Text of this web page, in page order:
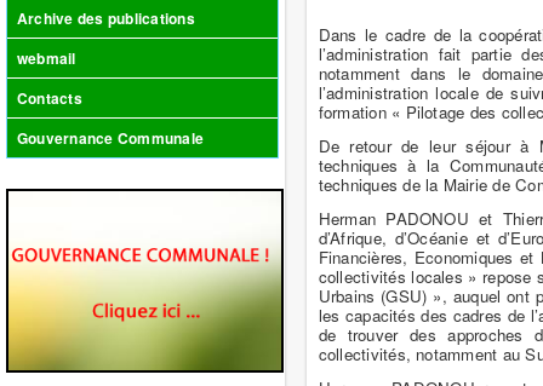
Archive des publications
webmail
Contacts
Gouvernance Communale
Dans le cadre de la
l’administration fait partie
notamment dans le
l’administration locale de
formation « Pilotage des
De retour de leur séjour à
techniques à la
techniques de la Mairie de
Herman PADONOU et
d’Afrique, d’Océanie et
Financières, Economiques
collectivités locales » repose
Urbains (GSU) », auquel ont
les capacités des cadres de
de trouver des approches
collectivités, notamment au